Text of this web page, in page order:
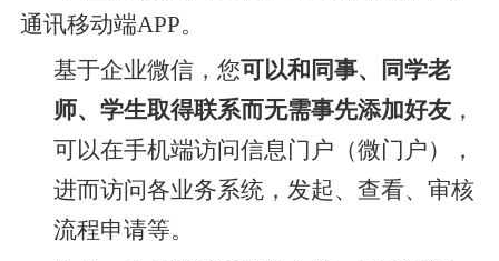
通讯移动端APP。
基于企业微信，您可以和同事、同学老
师、学生取得联系而无需事先添加好友，
可以在手机端访问信息门户（微门户），
进而访问各业务系统，发起、查看、审核
流程申请等。